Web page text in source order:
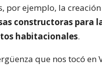
por ejemplo, la
constructoras para
habitacionales.
que nos tocó en